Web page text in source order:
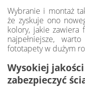
Wybranie i montaż
że zyskuje ono
kolory, jakie zawiera
najpełniejsze,
fototapety w dużym
Wysokiej
zabezpieczyć